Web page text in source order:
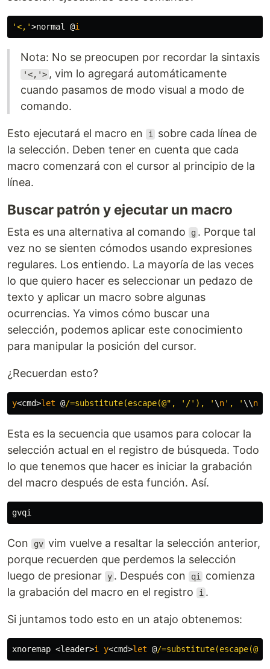
'<,'>normal @i
Nota: No se preocupen por recordar la sintaxis
'<,'> , vim lo agregará automáticamente
cuando pasamos de modo visual a modo de
comando.
Esto ejecutará el macro en i
sobre cada línea de
la selección. Deben tener en cuenta que cada
macro comenzará con el cursor al principio de la
línea.
Buscar patrón y ejecutar un macro
Esta es una alternativa al comando g . Porque tal
vez no se sienten cómodos usando expresiones
regulares. Los entiendo. La mayoría de las veces
lo que quiero hacer es seleccionar un pedazo de
texto y aplicar un macro sobre algunas
ocurrencias. Ya vimos cómo buscar una
selección, podemos aplicar este conocimiento
para manipular la posición del cursor.
¿Recuerdan esto?
y<cmd>let @/=substitute(escape(@", '/'), '\n', '\\n
Esta es la secuencia que usamos para colocar la
selección actual en el registro de búsqueda. Todo
lo que tenemos que hacer es iniciar la grabación
del macro después de esta función. Así.
Con gv vim vuelve a resaltar la selección anterior,
porque recuerden que perdemos la selección
luego de presionar
y . Después con qi
comienza
la grabación del macro en el registro
i .
Si juntamos todo esto en un atajo obtenemos:
xnoremap <leader>i y<cmd>let @/